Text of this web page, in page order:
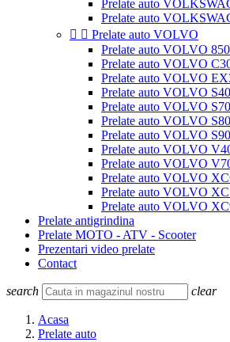
Prelate auto
Prelate auto
  Prelate auto VOLVO
Prelate auto VOLVO 850
Prelate auto VOLVO
Prelate auto VOLVO
Prelate auto VOLVO S40
Prelate auto VOLVO S70
Prelate auto VOLVO S80
Prelate auto VOLVO S90
Prelate auto VOLVO
Prelate auto VOLVO
Prelate auto VOLVO
Prelate auto VOLVO
Prelate auto VOLVO
Prelate antigrindina
Prelate MOTO - ATV - Scooter
Prezentari video prelate
Contact
search clear
Acasa
Prelate auto